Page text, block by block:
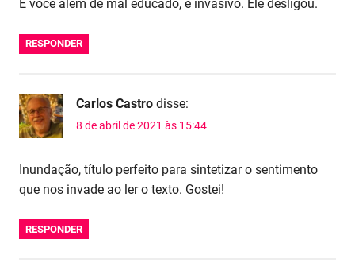
E você além de mal educado, é invasivo. Ele desligou.
RESPONDER
Carlos Castro disse:
8 de abril de 2021 às 15:44
Inundação, título perfeito para sintetizar o sentimento
que nos invade ao ler o texto. Gostei!
RESPONDER